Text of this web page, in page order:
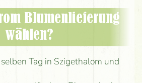
Blumenlieferung
wählen?
Tag in Szigethalom und